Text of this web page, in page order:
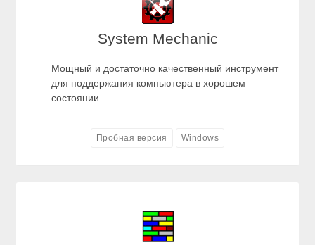
System Mechanic
Мощный и достаточно качественный инструмент
для поддержания компьютера в хорошем
состоянии.
Пробная версия Windows